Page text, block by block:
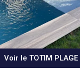
Voir le TOTIM PLAGE